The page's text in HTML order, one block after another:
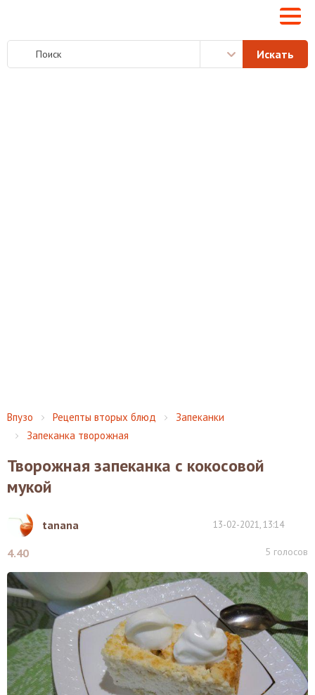
Впузо Рецепты вторых блюд
Запеканки
Запеканка творожная
Творожная запеканка с кокосовой
мукой
tanana 13-02-2021, 13:14
4.40 5 голосов